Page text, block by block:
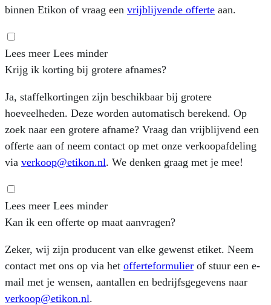
binnen Etikon of vraag een vrijblijvende offerte aan.
Lees meer Lees minder
Krijg ik korting bij grotere afnames?
Ja, staffelkortingen zijn beschikbaar bij grotere
hoeveelheden. Deze worden automatisch berekend. Op
zoek naar een grotere afname? Vraag dan vrijblijvend een
offerte aan of neem contact op met onze verkoopafdeling
via verkoop@etikon.nl. We denken graag met je mee!
Lees meer Lees minder
Kan ik een offerte op maat aanvragen?
Zeker, wij zijn producent van elke gewenst etiket. Neem
contact met ons op via het offerteformulier of stuur een e-
mail met je wensen, aantallen en bedrijfsgegevens naar
verkoop@etikon.nl.